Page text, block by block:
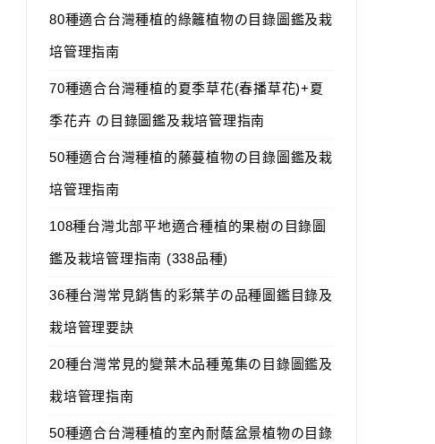
80種適合台灣種植的綠籬植物の目錄圖鑑及栽
培管理指南
70種適合台灣種植的夏季草花(春播草花)+夏
季花卉 の目錄圖鑑及栽培管理指南
50種適合台灣種植的藤蔓植物の目錄圖鑑及栽
培管理指南
108種台灣北部平地適合種植的果樹の目錄圖
鑑及栽培管理指南 (338品種)
36種台灣常見銷售的彩葉芋の品種圖鑑目錄及
栽培管理要訣
20種台灣常見的變葉木品種蒐集の目錄圖鑑及
栽培管理指南
50種適合台灣種植的室內耐蔭盆景植物の目錄